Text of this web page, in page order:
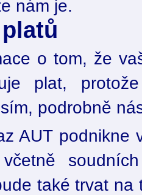
nám je.
o tom, že
plat,
podrobně
AUT podnikne
také trvat